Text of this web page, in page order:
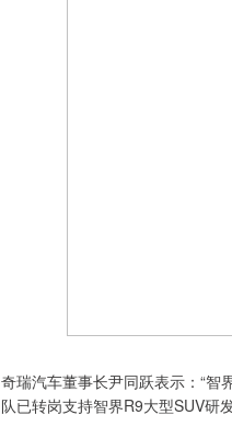
奇瑞汽车董事长尹同跃表示：“智
队已转岗支持智界R9大型SUV研